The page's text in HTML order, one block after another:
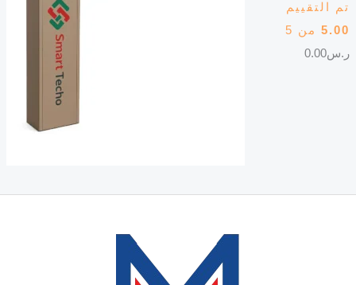
تم التقييم
5.00من 5
ر.س0.00